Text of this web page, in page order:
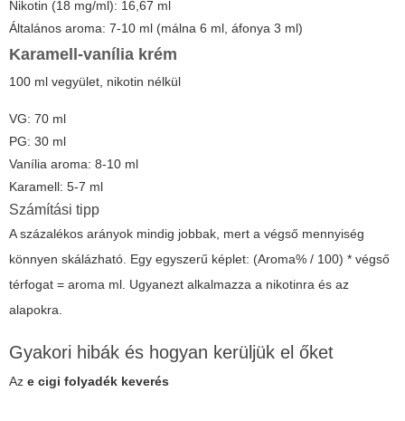
Nikotin (18 mg/ml): 16,67 ml
Általános aroma: 7-10 ml (málna 6 ml, áfonya 3 ml)
Karamell-vanília krém
100 ml vegyület, nikotin nélkül
VG: 70 ml
PG: 30 ml
Vanília aroma: 8-10 ml
Karamell: 5-7 ml
Számítási tipp
A százalékos arányok mindig jobbak, mert a végső mennyiség
könnyen skálázható. Egy egyszerű képlet: (Aroma% / 100) * végső
térfogat = aroma ml. Ugyanezt alkalmazza a nikotinra és az
alapokra.
Gyakori hibák és hogyan kerüljük el őket
Az e cigi folyadék keverés